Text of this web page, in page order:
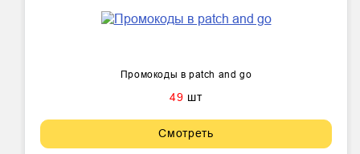
Промокоды в patch and go
49 шт
Смотреть